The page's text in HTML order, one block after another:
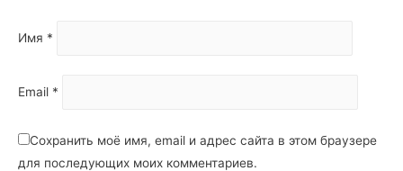
Имя *
Email *
Сохранить моё имя, email и адрес сайта в этом браузере
для последующих моих комментариев.